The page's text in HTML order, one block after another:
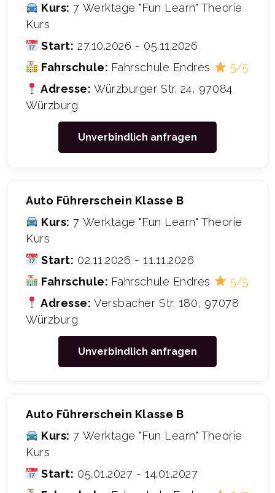
Kurs: 7 Werktage "Fun Learn" Theorie
Kurs
Start: 27.10.2026 - 05.11.2026
Fahrschule: Fahrschule Endres
5/5
Adresse:Würzburger Str. 24, 97084
Würzburg
Unverbindlich anfragen
Auto Führerschein Klasse B
Kurs: 7 Werktage "Fun Learn" Theorie
Kurs
Start: 02.11.2026 - 11.11.2026
Fahrschule: Fahrschule Endres
5/5
Adresse:Versbacher Str. 180, 97078
Würzburg
Unverbindlich anfragen
Auto Führerschein Klasse B
Kurs: 7 Werktage "Fun Learn" Theorie
Kurs
Start: 05.01.2027 - 14.01.2027